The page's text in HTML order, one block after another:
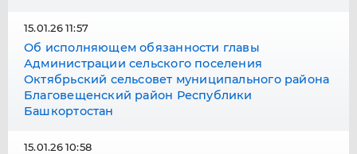
Об исполняющем обязанности главы
Администрации сельского поселения
Октябрьский сельсовет муниципального района
Благовещенский район Республики
Башкортостан
15.01.26 11:57
15.01.26 10:58